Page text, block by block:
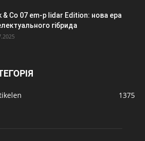
& Co 07 em-p lidar Edition: нова ера
гібрида
1375